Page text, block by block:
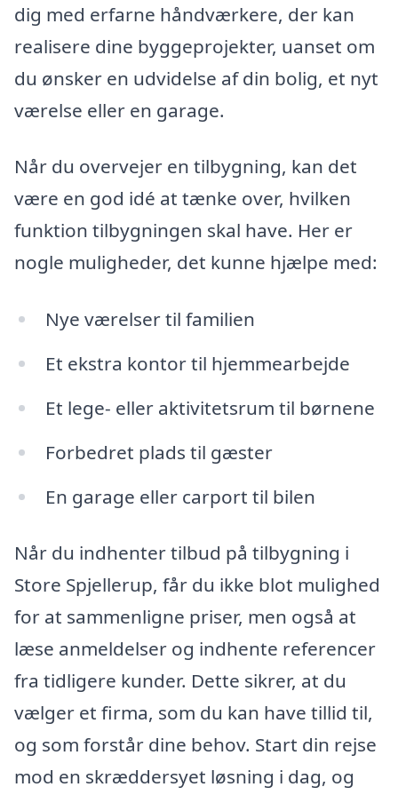
dig med erfarne håndværkere, der kan
realisere dine byggeprojekter, uanset om
du ønsker en udvidelse af din bolig, et nyt
værelse eller en garage.
Når du overvejer en tilbygning, kan det
være en god idé at tænke over, hvilken
funktion tilbygningen skal have. Her er
nogle muligheder, det kunne hjælpe med:
Nye værelser til familien
Et ekstra kontor til hjemmearbejde
Et lege- eller aktivitetsrum til børnene
Forbedret plads til gæster
En garage eller carport til bilen
Når du indhenter tilbud på tilbygning i
Store Spjellerup, får du ikke blot mulighed
for at sammenligne priser, men også at
læse anmeldelser og indhente referencer
fra tidligere kunder. Dette sikrer, at du
vælger et firma, som du kan have tillid til,
og som forstår dine behov. Start din rejse
mod en skræddersyet løsning i dag, og